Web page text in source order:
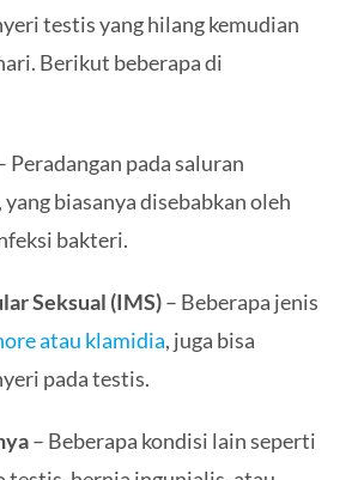
testis yang hilang kemudian
Berikut beberapa di
Peradangan pada saluran
biasanya disebabkan oleh
bakteri.
Seksual (IMS)– Beberapa jenis
atau klamidia, juga bisa
pada testis.
– Beberapa kondisi lain seperti